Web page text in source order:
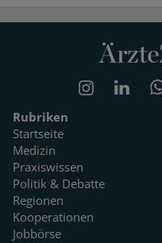
Rubriken
Startseite
Medizin
Praxiswissen
Politik & Debatte
Regionen
Kooperationen
Jobbörse